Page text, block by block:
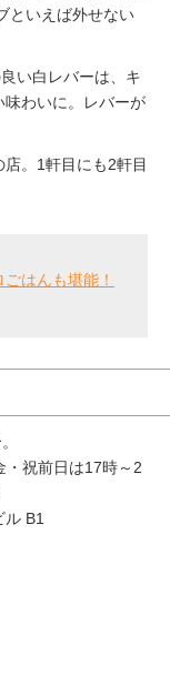
といえば外せない
い白レバーは、キ
味わいに。レバーが
。1軒目にも2軒目
はんも堪能！
・祝前日は17時～2
B1